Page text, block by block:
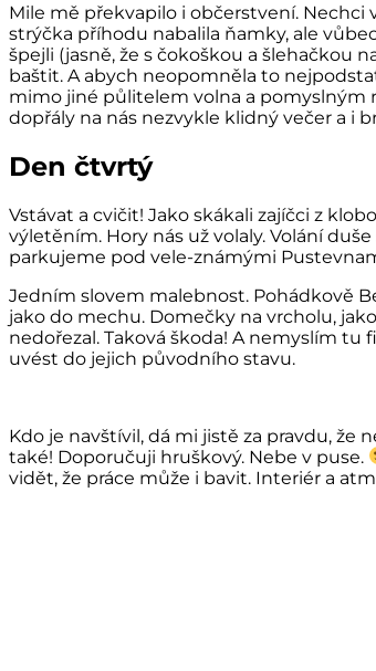
Mile mě překvapilo i občerstvení. Nechci
strýčka příhodu nabalila ňamky, ale
špejli (jasně, že s čokoškou a šlehačkou
baštit. A abych neopomněla to
mimo jiné půlitelem volna a pomyslným
dopřály na nás nezvykle klidný večer a i
Den čtvrtý
Vstávat a cvičit! Jako skákali zajíčci z
výletěním. Hory nás už volaly. Volání
parkujeme pod vele-známými
Jedním slovem malebnost. Pohádkově
jako do mechu. Domečky na vrcholu,
nedořezal. Taková škoda! A nemyslím tu
uvést do jejich původního stavu.
Kdo je navštívil, dá mi jistě za pravdu, že
také! Doporučuji hruškový. Nebe v puse.
vidět, že práce může i bavit. Interiér a